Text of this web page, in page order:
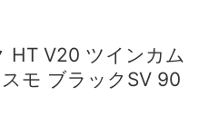
HT V20 ツインカム
モ ブラックSV 90